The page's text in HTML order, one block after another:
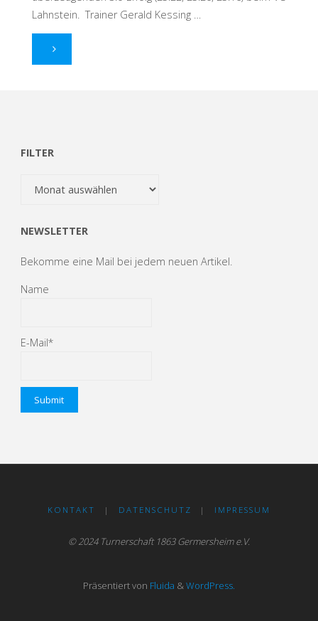
Lahnstein. Trainer Gerald Kessing …
"Feuerwerk
FILTER
NEWSLETTER
Bekomme eine Mail bei jedem neuen Artikel.
Name
E-Mail*
KONTAKT | DATENSCHUTZ | IMPRESSUM
© 2024 Turnerschaft 1863 Germersheim e.V.
Präsentiert von Fluida &WordPress.